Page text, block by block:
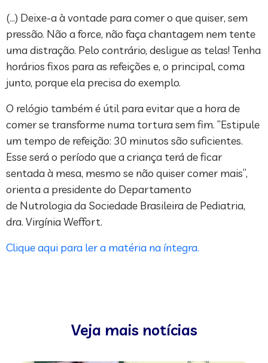
(…) Deixe-a à vontade para comer o que quiser, sem
pressão. Não a force, não faça chantagem nem tente
uma distração. Pelo contrário, desligue as telas! Tenha
horários fixos para as refeições e, o principal, coma
junto, porque ela precisa do exemplo.
O relógio também é útil para evitar que a hora de
comer se transforme numa tortura sem fim. “Estipule
um tempo de refeição: 30 minutos são suficientes.
Esse será o período que a criança terá de ficar
sentada à mesa, mesmo se não quiser comer mais”,
orienta a presidente do Departamento
de Nutrologia da Sociedade Brasileira de Pediatria,
dra. Virgínia Weffort.
Clique aqui para ler a matéria na íntegra.
Veja mais notícias